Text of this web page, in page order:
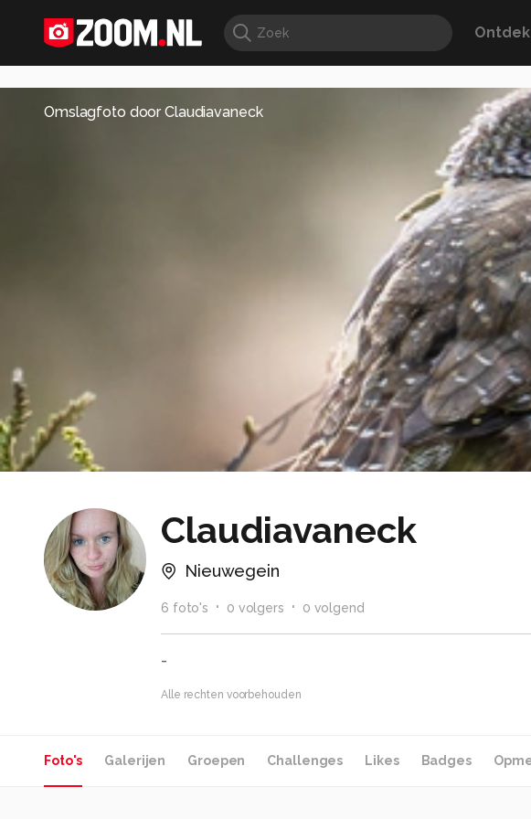
Ontdek
Omslagfoto doorClaudiavaneck
Claudiavaneck
Nieuwegein
6 foto's 0 volgers 0 volgend
-
Alle rechten voorbehouden
Foto's Galerijen Groepen Challenges Likes Badges